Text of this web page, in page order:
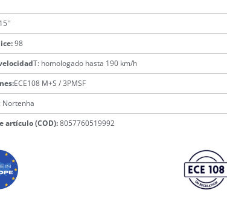
98
T: homologado hasta 190 km/h
ECE108 M+S / 3PMSF
Nortenha
artículo (COD):8057760519992